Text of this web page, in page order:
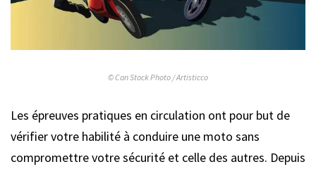
© Can Stock Photo / Artisticco
Les épreuves pratiques en circulation ont pour but de
vérifier votre habilité à conduire une moto sans
compromettre votre sécurité et celle des autres. Depuis